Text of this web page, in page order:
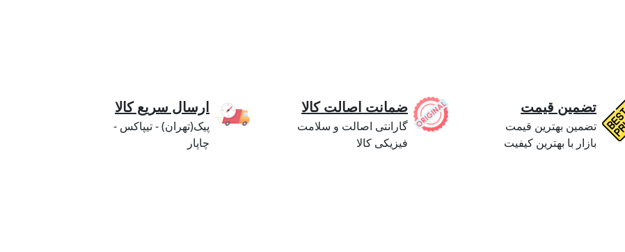
تضمین قیمت
تضمین بهترین قیمت
بازار با بهترین کیفیت
ضمانت اصالت کالا
گارانتی اصالت و سلامت
فیزیکی کالا
ارسال سریع کالا
پیک(تهران) - تیپاکس -
چاپار